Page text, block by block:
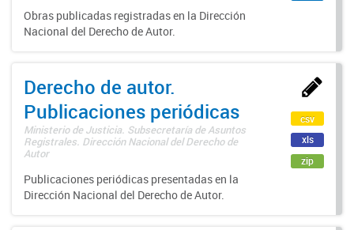
Obras publicadas registradas en la Dirección
Nacional del Derecho de Autor.
Derecho de autor.
Publicaciones periódicas
Ministerio de Justicia. Subsecretaría de Asuntos
Registrales. Dirección Nacional del Derecho de
Autor
Publicaciones periódicas presentadas en la
Dirección Nacional del Derecho de Autor.
csv
xls
zip